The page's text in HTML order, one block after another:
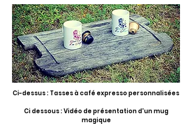
Ci-dessus : Tasses à café expresso personnalisées
Ci dessous : Vidéo de présentation d'un mug
magique